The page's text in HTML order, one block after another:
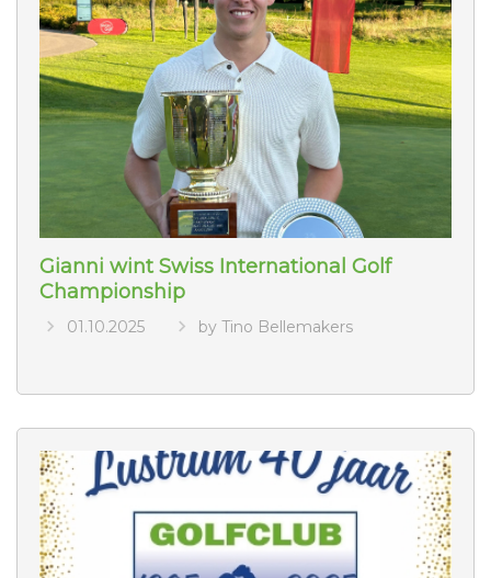
Gianni wint Swiss International Golf
Championship
01.10.2025 by Tino Bellemakers